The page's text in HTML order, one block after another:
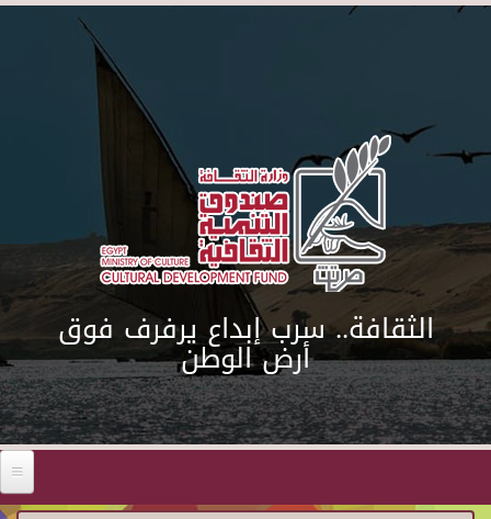
Skip to main content
الثقافة.. سرب إبداع يرفرف فوق
أرض الوطن